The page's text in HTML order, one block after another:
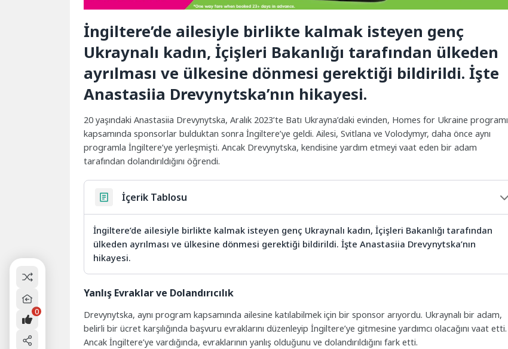
İngiltere’de ailesiyle birlikte kalmak isteyen genç
Ukraynalı kadın, İçişleri Bakanlığı tarafından ülkeden
ayrılması ve ülkesine dönmesi gerektiği bildirildi. İşte
Anastasiia Drevynytska’nın hikayesi.
20 yaşındaki Anastasiia Drevynytska, Aralık 2023’te Batı Ukrayna’daki evinden, Homes for Ukraine programı
kapsamında sponsorlar bulduktan sonra İngiltere’ye geldi. Ailesi, Svitlana ve Volodymyr, daha önce aynı
programla İngiltere’ye yerleşmişti. Ancak Drevynytska, kendisine yardım etmeyi vaat eden bir adam
tarafından dolandırıldığını öğrendi.
İçerik Tablosu
İngiltere’de ailesiyle birlikte kalmak isteyen genç Ukraynalı kadın, İçişleri Bakanlığı tarafından
ülkeden ayrılması ve ülkesine dönmesi gerektiği bildirildi. İşte Anastasiia Drevynytska’nın
hikayesi.
Yanlış Evraklar ve Dolandırıcılık
Drevynytska, aynı program kapsamında ailesine katılabilmek için bir sponsor arıyordu. Ukraynalı bir adam,
belirli bir ücret karşılığında başvuru evraklarını düzenleyip İngiltere’ye gitmesine yardımcı olacağını vaat etti.
Ancak İngiltere’ye vardığında, evraklarının yanlış olduğunu ve dolandırıldığını fark etti.
0